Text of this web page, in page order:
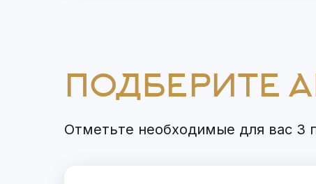
ПОДБЕРИТЕ
Отметьте необходимые для вас 3